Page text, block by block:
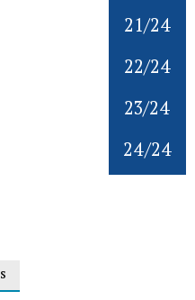
21/24
22/24
23/24
24/24